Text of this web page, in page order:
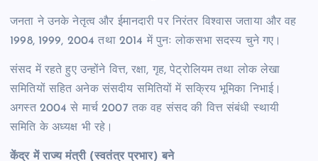
जनता ने उनके नेतृत्व और ईमानदारी पर निरंतर विश्वास जताया और वह
1998, 1999, 2004 तथा 2014 में पुनः लोकसभा सदस्य चुने गए।
संसद में रहते हुए उन्होंने वित्त, रक्षा, गृह, पेट्रोलियम तथा लोक लेखा
समितियों सहित अनेक संसदीय समितियों में सक्रिय भूमिका निभाई।
अगस्त 2004 से मार्च 2007 तक वह संसद की वित्त संबंधी स्थायी
समिति के अध्यक्ष भी रहे।
केंद्र में राज्य मंत्री (स्वतंत्र प्रभार) बने